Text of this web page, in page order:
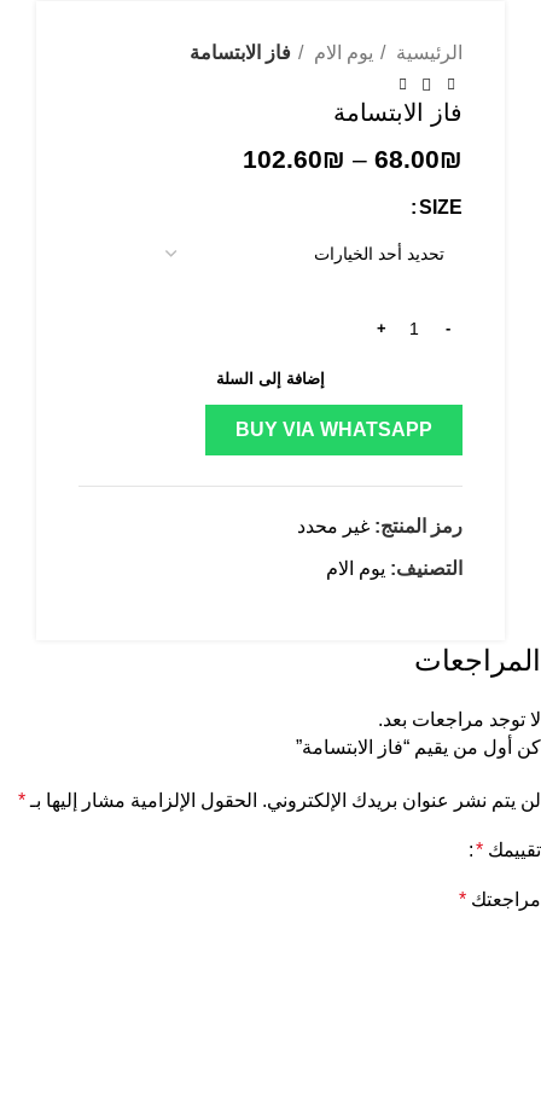
الرئيسية يوم الام فاز الابتسامة
فاز الابتسامة
68.00₪
–
102.60₪
SIZE
إضافة إلى السلة
BUY VIA WHATSAPP
رمز المنتج: غير محدد
التصنيف: يوم الام
المراجعات
لا توجد مراجعات بعد.
كن أول من يقيم “فاز الابتسامة”
لن يتم نشر عنوان بريدك الإلكتروني. الحقول الإلزامية مشار إليها بـ *
تقييمك *
مراجعتك *